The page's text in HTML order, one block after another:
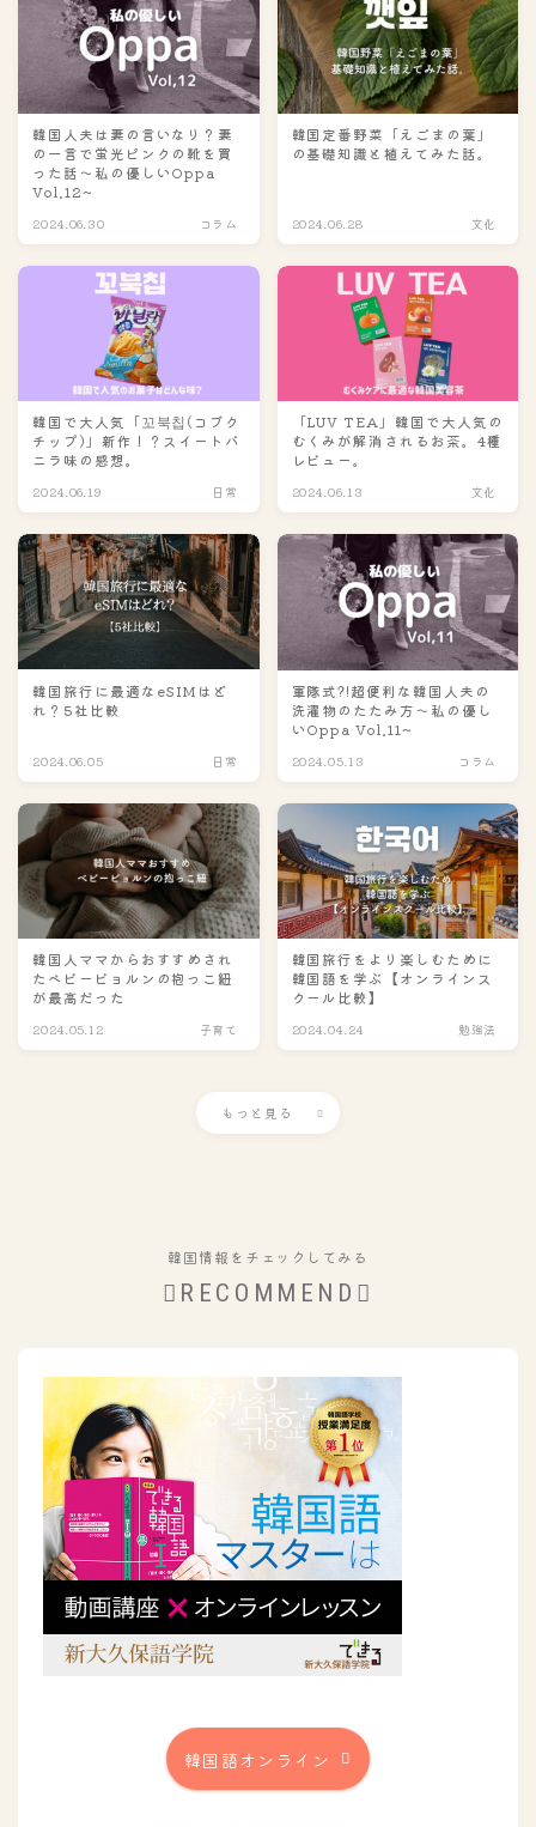
韓国人夫は妻の言いなり？妻
の一言で蛍光ピンクの靴を買
った話～私の優しいOppa
Vol.12~
2024.06.30 コラム
韓国定番野菜「えごまの葉」
の基礎知識と植えてみた話。
2024.06.28 文化
韓国で大人気「꼬북칩(コブク
チップ)」新作！？スイートバ
ニラ味の感想。
2024.06.19 日常
「LUV TEA」韓国で大人気の
むくみが解消されるお茶。4種
レビュー。
2024.06.13 文化
韓国旅行に最適なeSIMはど
れ？5社比較
2024.06.05 日常
軍隊式?!超便利な韓国人夫の
洗濯物のたたみ方～私の優し
いOppa Vol.11~
2024.05.13 コラム
韓国人ママからおすすめされ
たベビービョルンの抱っこ紐
が最高だった
2024.05.12 子育て
韓国旅行をより楽しむために
韓国語を学ぶ【オンラインス
クール比較】
2024.04.24 勉強法
もっと見る
韓国情報をチェックしてみる
RECOMMEND
韓国語オンライン